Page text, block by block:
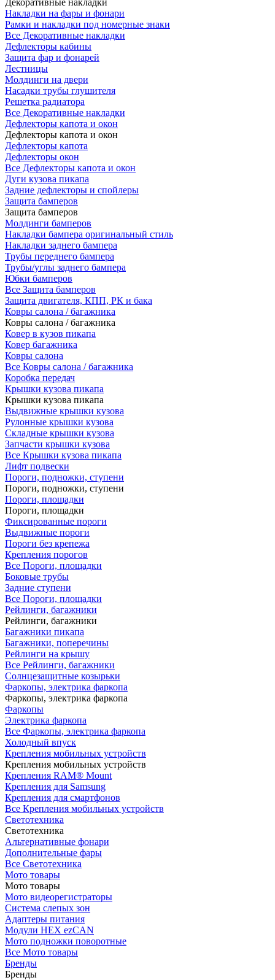
Декоративные накладки
Накладки на фары и фонари
Рамки и накладки под номерные знаки
Все Декоративные накладки
Дефлекторы кабины
Защита фар и фонарей
Лестницы
Молдинги на двери
Насадки трубы глушителя
Решетка радиатора
Все Декоративные накладки
Дефлекторы капота и окон
Дефлекторы капота и окон
Дефлекторы капота
Дефлекторы окон
Все Дефлекторы капота и окон
Дуги кузова пикапа
Задние дефлекторы и спойлеры
Защита бамперов
Защита бамперов
Молдинги бамперов
Накладки бампера оригинальный стиль
Накладки заднего бампера
Трубы переднего бампера
Трубы/углы заднего бампера
Юбки бамперов
Все Защита бамперов
Защита двигателя, КПП, РК и бака
Ковры салона / багажника
Ковры салона / багажника
Ковер в кузов пикапа
Ковер багажника
Ковры салона
Все Ковры салона / багажника
Коробка передач
Крышки кузова пикапа
Крышки кузова пикапа
Выдвижные крышки кузова
Рулонные крышки кузова
Складные крышки кузова
Запчасти крышки кузова
Все Крышки кузова пикапа
Лифт подвески
Пороги, подножки, ступени
Пороги, подножки, ступени
Пороги, площадки
Пороги, площадки
Фиксированные пороги
Выдвижные пороги
Пороги без крепежа
Крепления порогов
Все Пороги, площадки
Боковые трубы
Задние ступени
Все Пороги, площадки
Рейлинги, багажники
Рейлинги, багажники
Багажники пикапа
Багажники, поперечины
Рейлинги на крышу
Все Рейлинги, багажники
Солнцезащитные козырьки
Фаркопы, электрика фаркопа
Фаркопы, электрика фаркопа
Фаркопы
Электрика фаркопа
Все Фаркопы, электрика фаркопа
Холодный впуск
Крепления мобильных устройств
Крепления мобильных устройств
Крепления RAM® Mount
Крепления для Samsung
Крепления для смартфонов
Все Крепления мобильных устройств
Светотехника
Светотехника
Альтернативные фонари
Дополнительные фары
Все Светотехника
Мото товары
Мото товары
Мото видеорегистраторы
Система слепых зон
Адаптеры питания
Модули HEX ezCAN
Мото подножки поворотные
Все Мото товары
Бренды
Бренды